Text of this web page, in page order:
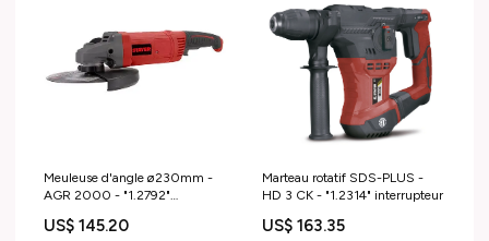
Meuleuse d'angle ø230mm -
AGR 2000 - "1.2792"
US$ 145.20
Marteau rotatif SDS-PLUS -
HD 3 CK - "1.2314" interrupteur
US$ 163.35